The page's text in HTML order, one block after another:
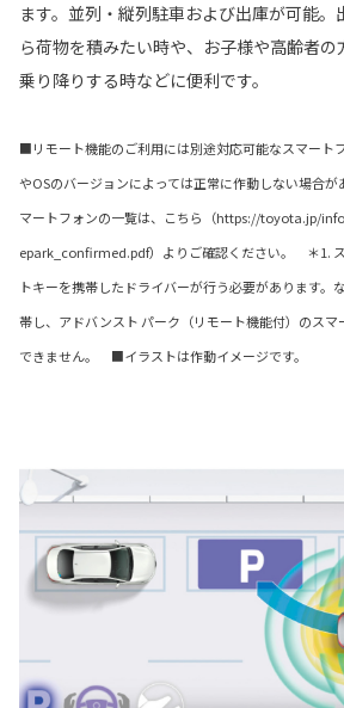
ます。並列・縦列駐車および出庫が可能。
ら荷物を積みたい時や、お子様や高齢者
乗り降りする時などに便利です。
■リモート機能のご利用には別途対応可能なスマー
やOSのバージョンによっては正常に作動しない場合
マートフォンの一覧は、こちら（https://toyota.jp/
epark_confirmed.pdf）よりご確認ください。 ＊1.
トキーを携帯したドライバーが行う必要があります。
帯し、アドバンスト パーク（リモート機能付）のス
できません。 ■イラストは作動イメージです。